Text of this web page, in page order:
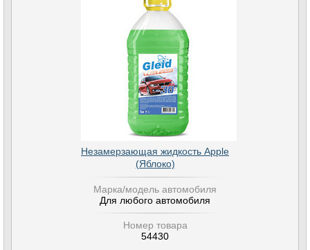
Незамерзающая жидкость Apple
(Яблоко)
Марка/модель автомобиля
Для любого автомобиля
Номер товара
54430